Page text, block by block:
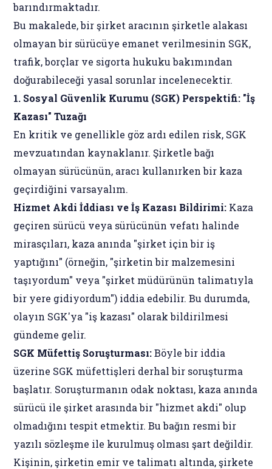
barındırmaktadır.
Bu makalede, bir şirket aracının şirketle alakası
olmayan bir sürücüye emanet verilmesinin SGK,
trafik, borçlar ve sigorta hukuku bakımından
doğurabileceği yasal sorunlar incelenecektir.
1. Sosyal Güvenlik Kurumu (SGK) Perspektifi: "İş
Kazası" Tuzağı
En kritik ve genellikle göz ardı edilen risk, SGK
mevzuatından kaynaklanır. Şirketle bağı
olmayan sürücünün, aracı kullanırken bir kaza
geçirdiğini varsayalım.
Hizmet Akdi İddiası ve İş Kazası Bildirimi: Kaza
geçiren sürücü veya sürücünün vefatı halinde
mirasçıları, kaza anında "şirket için bir iş
yaptığını" (örneğin, "şirketin bir malzemesini
taşıyordum" veya "şirket müdürünün talimatıyla
bir yere gidiyordum") iddia edebilir. Bu durumda,
olayın SGK'ya "iş kazası" olarak bildirilmesi
gündeme gelir.
SGK Müfettiş Soruşturması:Böyle bir iddia
üzerine SGK müfettişleri derhal bir soruşturma
başlatır. Soruşturmanın odak noktası, kaza anında
sürücü ile şirket arasında bir "hizmet akdi" olup
olmadığını tespit etmektir. Bu bağın resmi bir
yazılı sözleşme ile kurulmuş olması şart değildir.
Kişinin, şirketin emir ve talimatı altında, şirkete